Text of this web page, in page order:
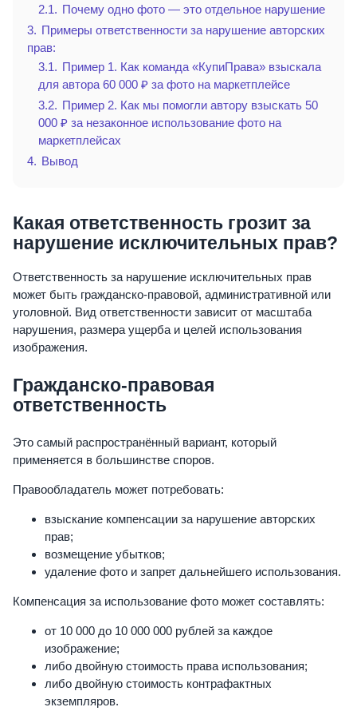
2.1. Почему одно фото — это отдельное нарушение
3. Примеры ответственности за нарушение авторских
прав:
3.1. Пример 1. Как команда «КупиПрава» взыскала
для автора 60 000 ₽ за фото на маркетплейсе
3.2. Пример 2. Как мы помогли автору взыскать 50
000 ₽ за незаконное использование фото на
маркетплейсах
4. Вывод
Какая ответственность грозит за
нарушение исключительных прав?
Ответственность за нарушение исключительных прав
может быть гражданско-правовой, административной или
уголовной. Вид ответственности зависит от масштаба
нарушения, размера ущерба и целей использования
изображения.
Гражданско-правовая
ответственность
Это самый распространённый вариант, который
применяется в большинстве споров.
Правообладатель может потребовать:
взыскание компенсации за нарушение авторских
прав;
возмещение убытков;
удаление фото и запрет дальнейшего использования.
Компенсация за использование фото может составлять:
от 10 000 до 10 000 000 рублей за каждое
изображение;
либо двойную стоимость права использования;
либо двойную стоимость контрафактных
экземпляров.